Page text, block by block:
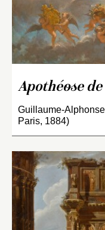
Apothéose
Guillaume-
Paris, 1884)